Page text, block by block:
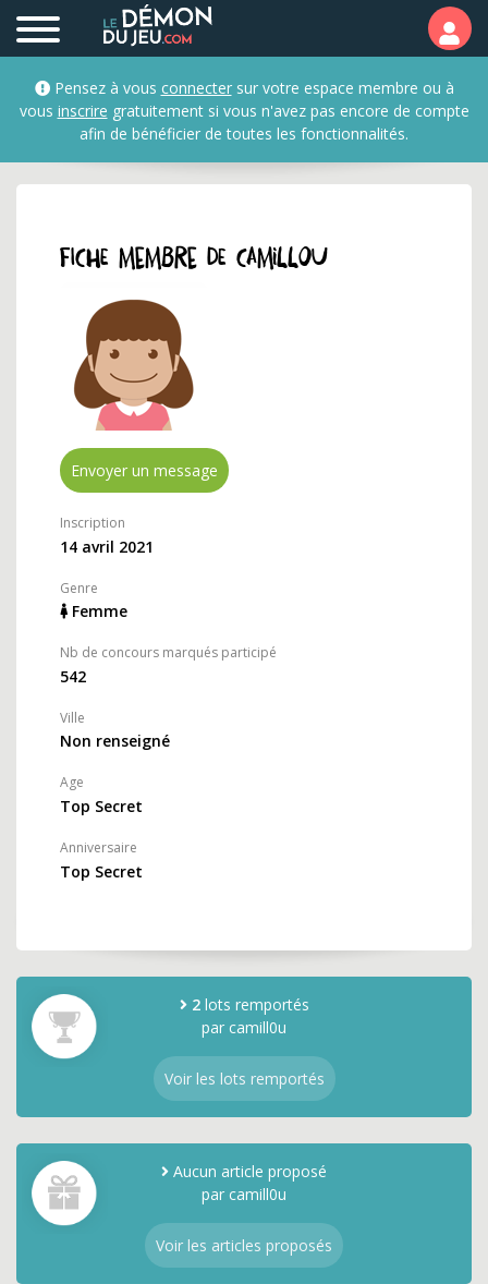
Profil et fiche membre
Pensez à vous connectersur votre espace membre ou à
vous inscrire gratuitement si vous n'avez pas encore de compte
afin de bénéficier de toutes les fonctionnalités.
Fiche membre de camill0u
Envoyer un message
Inscription
14 avril 2021
Genre
Femme
Nb de concours marqués participé
542
Ville
Non renseigné
Age
Top Secret
Anniversaire
Top Secret
2lots remportés
par camill0u
Voir les lots remportés
Aucun article proposé
par camill0u
Voir les articles proposés